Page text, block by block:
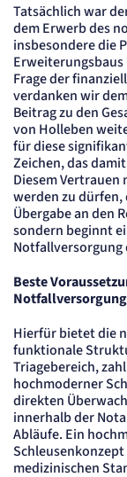
Tatsächlich war
dem Erwerb des
insbesondere die
Frage der
verdanken wir
Beitrag zu den
von Holleben
für diese
Zeichen, das
Diesem
werden zu
Übergabe an den
sondern beginnt
Notfallversorgung
Beste
Notfallversorgung
Hierfür bietet die
funktionale
Triagebereich,
hochmoderner
direkten
innerhalb der
Abläufe. Ein
medizinischen
Cookie Laufzeit:
"no" - 50 Jahre, "yes" -
Content-
Cookie
Name:
fe_typo_user
Anbieter:
Zweck:
Dient der
Cookie Laufzeit:
Session
Sitzungs-
Name:
PHPSESSID
Anbieter:
Artemed SE
Zweck:
Behält die Zustände des
Cookie Laufzeit:
Session